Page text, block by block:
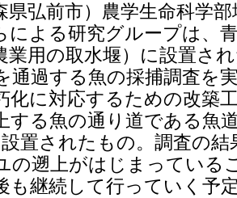
県弘前市）農学生命科学
による研究グループは、
業用の取水堰）に設置さ
通過する魚の採捕調査を
化に対応するための改築
する魚の通り道である魚
設置されたもの。調査の
の遡上がはじまっている
も継続して行っていく予